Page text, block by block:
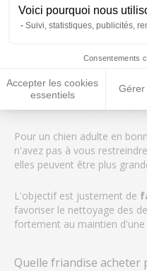
Voici pourquoi nous
Suivi, statistiques, publicités,
Consentements
Accepter les cookies
essentiels
Gérer
Viande séchée 250g pour chien
- Kerbl
Quelle friandise
Pour un chien adulte en
n'avez pas à vous
elles peuvent être plus
L'objectif est justement de
favoriser le nettoyage des
fortement au maintien
Quelle friandise acheter